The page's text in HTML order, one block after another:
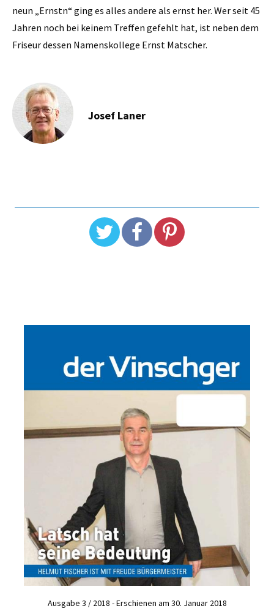
neun „Ernstn“ ging es alles andere als ernst her. Wer seit 45
Jahren noch bei keinem Treffen gefehlt hat, ist neben dem
Friseur dessen Namenskollege Ernst Matscher.
Josef Laner
Ausgabe 3 / 2018 - Erschienen am 30. Januar 2018